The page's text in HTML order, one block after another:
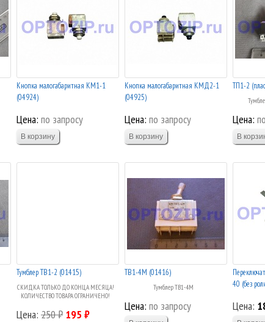
Кнопка малогабаритная КМ1-1
(04924)
Цена: по запросу
Кнопка малогабаритная КМД2-1
(04925)
Цена: по запросу
ТП1-2
Цена:
Тумблер ТВ1-2 (01415)
СКИДКА ТОЛЬКО ДО КОНЦА МЕСЯЦА!
КОЛИЧЕСТВО ТОВАРА ОГРАНИЧЕНО!
Цена: 250 ₽ 195 ₽
ТВ1-4М (01416)
Тумблер ТВ1-4М
Цена: по запросу
40 (без
Цена: